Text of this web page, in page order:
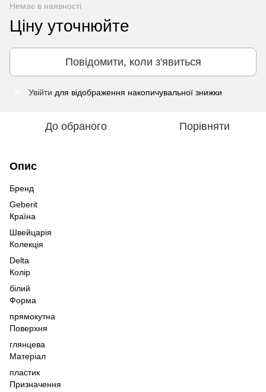
Немає в наявності
Ціну уточнюйте
Повідомити, коли з'явиться
Увійти для відображення накопичувальної знижки
До обраного Порівняти
Опис
Бренд
Geberit
Країна
Швейцарія
Колекція
Delta
Колір
білий
Форма
прямокутна
Поверхня
глянцева
Матеріал
пластик
Призначення